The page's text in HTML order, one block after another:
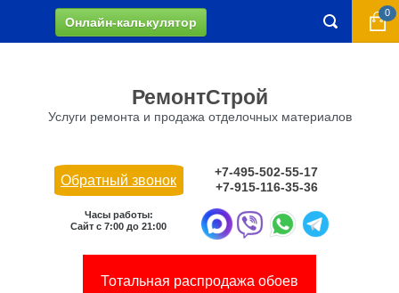
Онлайн-калькулятор
0
РемонтСтрой
Услуги ремонта и продажа отделочных материалов
+7-495-502-55-17
+7-915-116-35-36
Обратный звонок
Часы работы:
Сайт с 7:00 до 21:00
Тотальная распродажа обоев